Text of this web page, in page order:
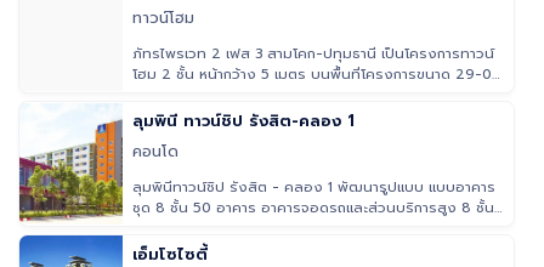
ทาวน์โฮม
ภัทรไพรเวท 2 เฟส 3 สามโคก-ปทุมธานี เป็นโครงการทาวน์
โฮม 2 ชั้น หน้ากว้าง 5 เมตร บนพื้นที่โครงการขนาด 29-0-
ลุมพินี ทาวน์ชิป รังสิต-คลอง 1
คอนโด
ลุมพินีทาวน์ชิป รังสิต - คลอง 1 พัฒนารูปแบบ แบบอาคาร
ชุด 8 ชั้น 50 อาคาร อาคารจอดรถและส่วนบริการสูง 8 ชั้น
เอ็มโซไซตี้